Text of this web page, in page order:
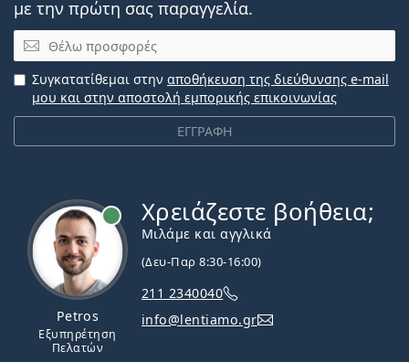
με την πρώτη σας παραγγελία.
Email
ΕΓΓΡΑΦΗ
Συγκατατίθεμαι στην αποθήκευση της διεύθυνσης e-mail
μου και στην αποστολή εμπορικής επικοινωνίας
Petros
Εξυπηρέτηση
Πελατών
Χρειάζεστε βοήθεια;
Μιλάμε και αγγλικά
(Δευ-Παρ 8:30-16:00)
211 2340040
info@lentiamo.gr